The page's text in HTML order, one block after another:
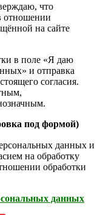
что
отношении
на сайте
в поле «Я даю
и отправка
согласия.
под формой)
данных и
на обработку
обработки
данных